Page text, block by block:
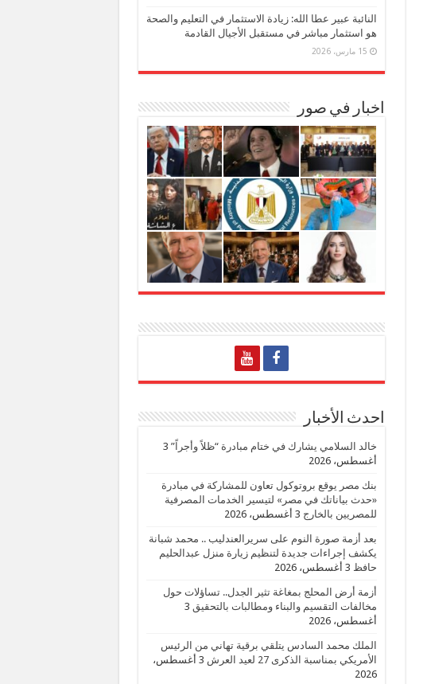
النائبة عبير عطا الله: زيادة الاستثمار في التعليم والصحة
هو استثمار مباشر في مستقبل الأجيال القادمة
15 مارس، 2026
اخبار في صور
احدث الأخبار
خالد السلامي يشارك في ختام مبادرة “ظلاً وأجراً” 3
أغسطس، 2026
بنك مصر يوقع بروتوكول تعاون للمشاركة في مبادرة
«حدث بياناتك في مصر» لتيسير الخدمات المصرفية
للمصريين بالخارج 3 أغسطس، 2026
بعد أزمة صورة النوم على سريرالعندليب .. محمد شبانة
يكشف إجراءات جديدة لتنظيم زيارة منزل عبدالحليم
حافظ 3 أغسطس، 2026
أزمة أرض المحلج بمغاغة تثير الجدل.. تساؤلات حول
مخالفات التقسيم والبناء ومطالبات بالتحقيق 3
أغسطس، 2026
الملك محمد السادس يتلقي برقية تهاني من الرئيس
الأمريكي بمناسبة الذكرى 27 لعيد العرش
3 أغسطس،
2026